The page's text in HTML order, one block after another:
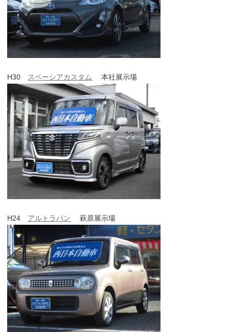
H30 スペーシアカスタム 本社展示場
H24 アルトラパン 萩原展示場